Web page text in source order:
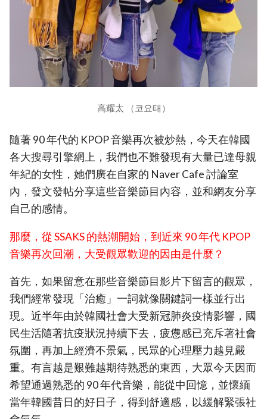
高耀太 （코요태）
隨著 90 年代的 KPOP 音樂再次被炒熱，今天在韓國
各大搜尋引擎網上，我們也不難發現有大量已達母親
年紀的女性，她們廣在自家的 Naver Cafe 討論室
內，發文發帖分享這些音樂節目內容，並和網友分享
自己的感情。
那麼，從 SSAKS 的熱潮開始，到近來 90 年代 KPOP
音樂再次回潮，大受觀眾歡迎的因由是什麼？
首先，如果留意在那些音樂節目影片下留言的觀眾，
我們經常發現「治癒」一詞就像關鍵詞一樣並行出
現。近半年由於韓國社會大受新冠肺炎疫情影響，國
民生活隨著抗疫狀況持續下去，疲憊感已充斥著社會
氛圍，再加上經濟不景氣，民眾的心理壓力越見嚴
重。有言越是艱難越期待熟悉的東西，大眾今天因而
希望通過熟悉的 90 年代音樂，能從中回憶，並懷緬
當年韓國昔日的好日子，得到舒適感，以緩解緊張社